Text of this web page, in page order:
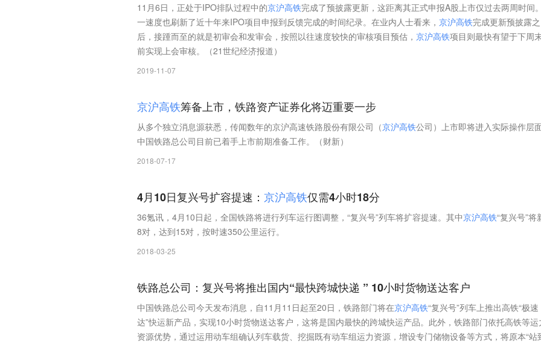
11月6日，正处于IPO排队过程中的京沪高铁完成了预披露更新，这距离其正式申报A股上市仅过去两周时间
一速度也刷新了近十年来IPO项目申报到反馈完成的时间纪录。在业内人士看来， 京沪高铁完成更新预披露之
后，接踵而至的就是初审会和发审会，按照以往速度较快的审核项目预估， 京沪高铁项目则最快有望于下周
前实现上会审核。（21世纪经济报道）
2019-11-07
京沪高铁筹备上市，铁路资产证券化将迈重要一步
从多个独立消息源获悉，传闻数年的京沪高速铁路股份有限公司（京沪高铁公司）上市即将进入实际操作层
中国铁路总公司目前已着手上市前期准备工作。（财新）
2018-07-17
4月10日复兴号扩容提速： 京沪高铁仅需4小时18分
36氪讯，4月10日起，全国铁路将进行列车运行图调整，“复兴号”列车将扩容提速。其中京沪高铁“复兴号”将
8对，达到15对，按时速350公里运行。
2018-03-25
铁路总公司：复兴号将推出国内“最快跨城快递 ” 10小时货物送达客户
中国铁路总公司今天发布消息，自11月11日起至20日，铁路部门将在京沪高铁“复兴号”列车上推出高铁“极速
达”快运新产品，实现10小时货物送达客户，这将是国内最快的跨城快运产品。此外，铁路部门依托高铁等运
资源优势，通过运用动车组确认列车载货、挖掘既有动车组运力资源，增设专门储物设备等方式，将原本“站